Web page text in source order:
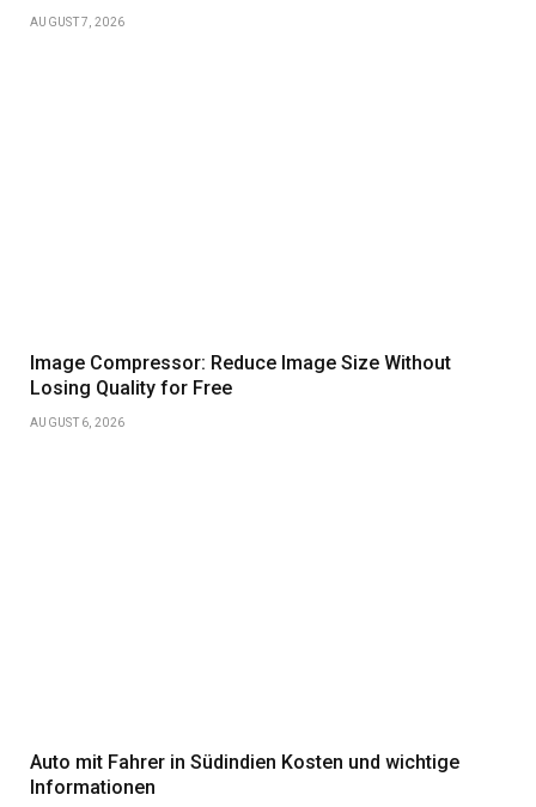
AUGUST 7, 2026
Image Compressor: Reduce Image Size Without
Losing Quality for Free
AUGUST 6, 2026
Auto mit Fahrer in Südindien Kosten und wichtige
Informationen